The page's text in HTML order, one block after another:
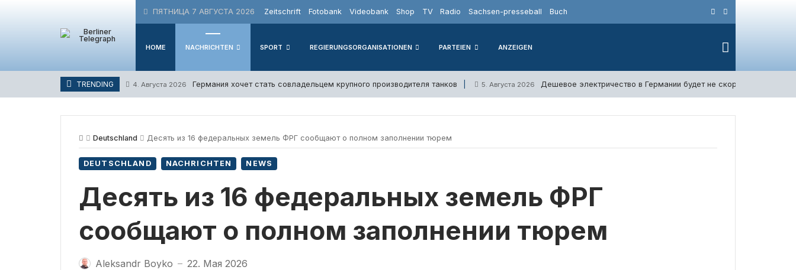
ПЯТНИЦА 7 АВГУСТА 2026 Zeitschrift Fotobank Videobank Shop TV Radio Sachsen-presseball Buch
HOME NACHRICHTEN SPORT REGIERUNGSORGANISATIONEN PARTEIEN ANZEIGEN
TRENDING 4. Августа 2026 Германия хочет стать совладельцем крупного производителя танков 5. Августа 2026 Дешевое электричество в Германии будет не скоро — Катерина
Deutschland Десять из 16 федеральных земель ФРГ сообщают о полном заполнении тюрем
DEUTSCHLAND NACHRICHTEN NEWS
Десять из 16 федеральных земель ФРГ
сообщают о полном заполнении тюрем
Aleksandr Boyko — 22. Мая 2026